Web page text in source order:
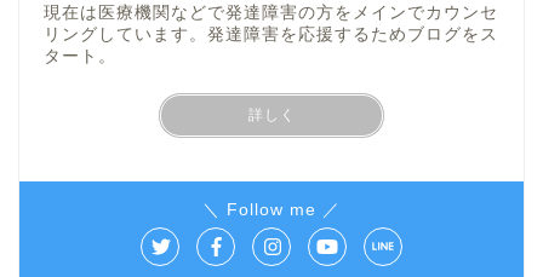
現在は医療機関などで発達障害の方をメインでカウンセ
リングしています。発達障害を応援するためブログをス
タート。
詳しく
＼ Follow me ／